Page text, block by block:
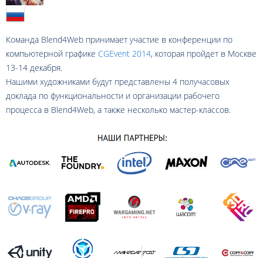
Команда Blend4Web принимает участие в конференции по
компьютерной графике CGEvent 2014, которая пройдет в Москве
13-14 декабря.
Нашими художниками будут представлены 4 получасовых
доклада по функциональности и организации рабочего
процесса в Blend4Web, а также несколько мастер-классов.